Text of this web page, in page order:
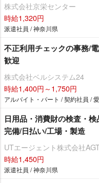
株式会社京栄センター
時給1,320円
派遣社員 / 神奈川県
不正利用チェックの事務/
歓迎
株式会社ベルシステム24
時給1,400円～1,750円
アルバイト・パート / 契約社員 /
日用品・消費財の検査・
完備/日払い/工場・製造
UTエージェント株式会社
時給1,450円
派遣社員 / 神奈川県